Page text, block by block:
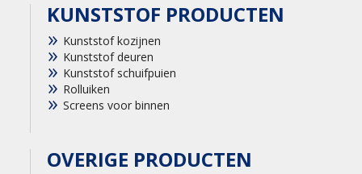
KUNSTSTOF PRODUCTEN
Kunststof kozijnen
Kunststof deuren
Kunststof schuifpuien
Rolluiken
Screens voor binnen
OVERIGE PRODUCTEN